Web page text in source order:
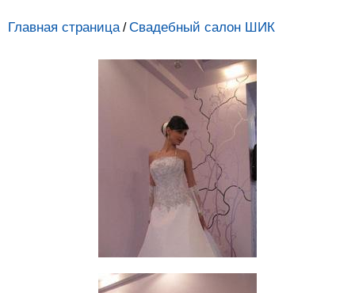
Главная страница /Свадебный салон ШИК